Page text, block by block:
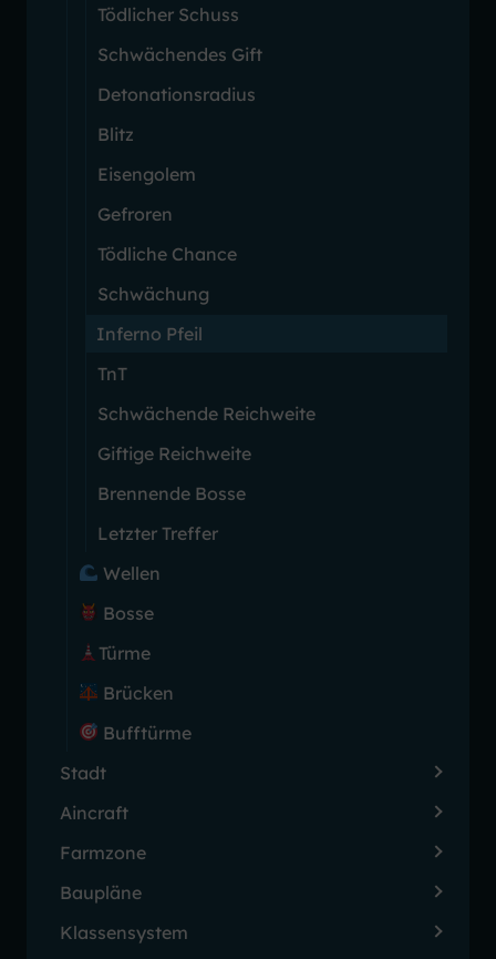
Tödlicher Schuss
Schwächendes Gift
Detonationsradius
Blitz
Eisengolem
Gefroren
Tödliche Chance
Schwächung
Inferno Pfeil
TnT
Schwächende Reichweite
Giftige Reichweite
Brennende Bosse
Letzter Treffer
Wellen
Bosse
Türme
Brücken
Bufftürme
Stadt
Aincraft
Farmzone
Baupläne
Klassensystem